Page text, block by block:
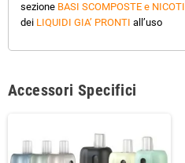
sezione BASI SCOMPOSTE e
dei LIQUIDI GIA’ PRONTI all’uso
Accessori Specifici